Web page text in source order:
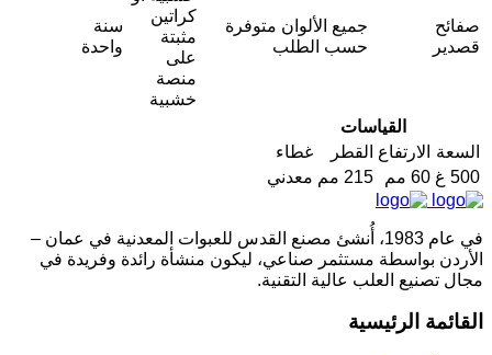
صفائح
قصدير
جميع الألوان متوفرة
حسب الطلب
كراتين
مثبتة
على
منصة
خشبية
سنة
واحدة
القياسات
السعة
الارتفاع القطر
غطاء
500 غ
60 مم 215 مم معدني
في عام 1983، أُنشئ مصنع القدس للعبوات المعدنية في عمان –
الأردن بواسطة مستثمر صناعي، ليكون منشأة رائدة وفريدة في
مجال تصنيع العلب عالية التقنية.
القائمة الرئيسية